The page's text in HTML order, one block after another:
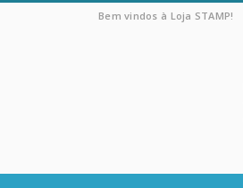
Bem vindos à Loja STAMP!